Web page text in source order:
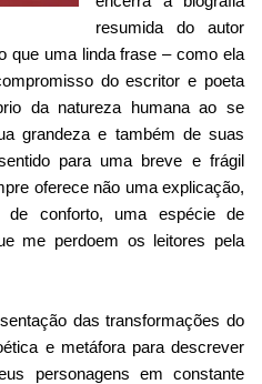
resumida do autor
que uma linda frase – como ela
do escritor e poeta
da natureza humana ao se
grandeza e também de suas
para uma breve e frágil
oferece não uma explicação,
conforto, uma espécie de
me perdoem os leitores pela
das transformações do
e metáfora para descrever
personagens em constante